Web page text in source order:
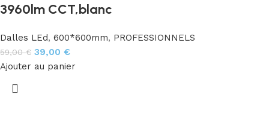
3960lm CCT,blanc
Dalles LEd, 600*600mm, PROFESSIONNELS
59,00€ 39,00 €
Ajouter au panier